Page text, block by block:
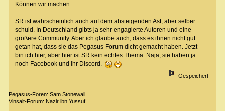
Können wir machen.
SR ist wahrscheinlich auch auf dem absteigenden Ast, aber selber
schuld. In Deutschland gibts ja sehr engagierte Autoren und eine
größere Community. Aber ich glaube auch, dass es ihnen nicht gut
getan hat, dass sie das Pegasus-Forum dicht gemacht haben. Jetzt
bin ich hier, aber hier ist SR kein echtes Thema. Naja, sie haben ja
noch Facebook und ihr Discord.
Gespeichert
Pegasus-Foren: Sam Stonewall
Vinsalt-Forum: Nazir ibn Yussuf